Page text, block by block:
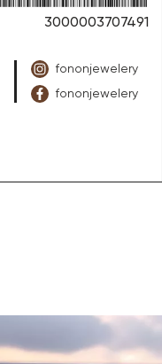
3000003707491
fononjewelery
fononjewelery